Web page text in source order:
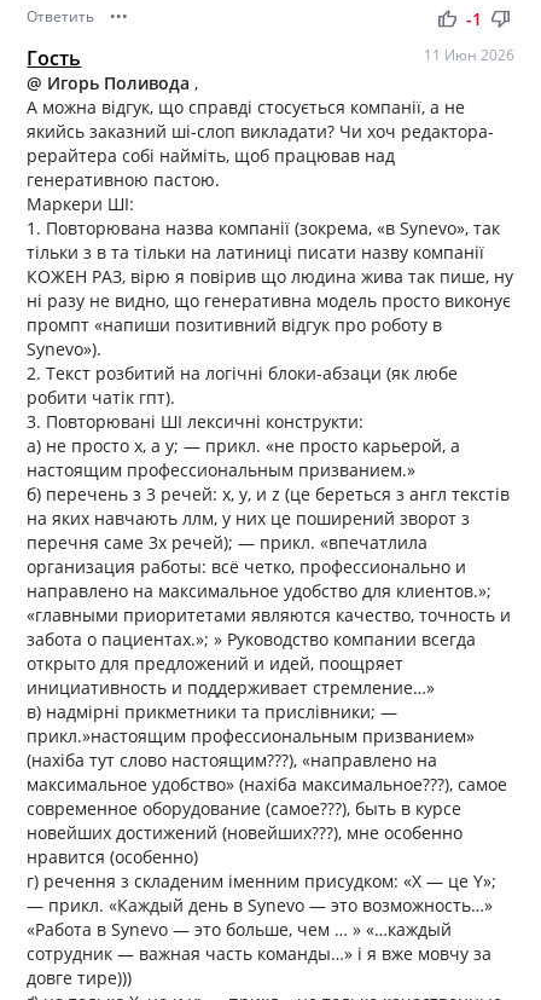
Ответить ••• thumb_up thumb_down
-1
Гость 11 Июн 2026
@ Игорь Поливода,
А можна відгук, що справді стосується компанії, а не
якийсь заказний ші-слоп викладати? Чи хоч редактора-
рерайтера собі найміть, щоб працював над
генеративною пастою.
Маркери ШІ:
1. Повторювана назва компанії (зокрема, «в Synevo», так
тільки з в та тільки на латиниці писати назву компанії
КОЖЕН РАЗ, вірю я повірив що людина жива так пише, ну
ні разу не видно, що генеративна модель просто виконує
промпт «напиши позитивний відгук про роботу в
Synevo»).
2. Текст розбитий на логічні блоки-абзаци (як любе
робити чатік гпт).
3. Повторювані ШІ лексичні конструкти:
а) не просто х, а у; — прикл. «не просто карьерой, а
настоящим профессиональным призванием.»
б) перечень з 3 речей: x, y, и z (це береться з англ текстів
на яких навчають ллм, у них це поширений зворот з
перечня саме 3х речей); — прикл. «впечатлила
организация работы: всё четко, профессионально и
направлено на максимальное удобство для клиентов.»;
«главными приоритетами являются качество, точность и
забота о пациентах.»; » Руководство компании всегда
открыто для предложений и идей, поощряет
инициативность и поддерживает стремление…»
в) надмірні прикметники та прислівники; —
прикл.»настоящим профессиональным призванием»
(нахіба тут слово настоящим???), «направлено на
максимальное удобство» (нахіба максимальное???), самое
современное оборудование (самое???), быть в курсе
новейших достижений (новейших???), мне особенно
нравится (особенно)
г) речення з складеним іменним присудком: «X — це Y»;
— прикл. «Каждый день в Synevo — это возможность…»
«Работа в Synevo — это больше, чем … » «…каждый
сотрудник — важная часть команды…» і я вже мовчу за
довге тире)))